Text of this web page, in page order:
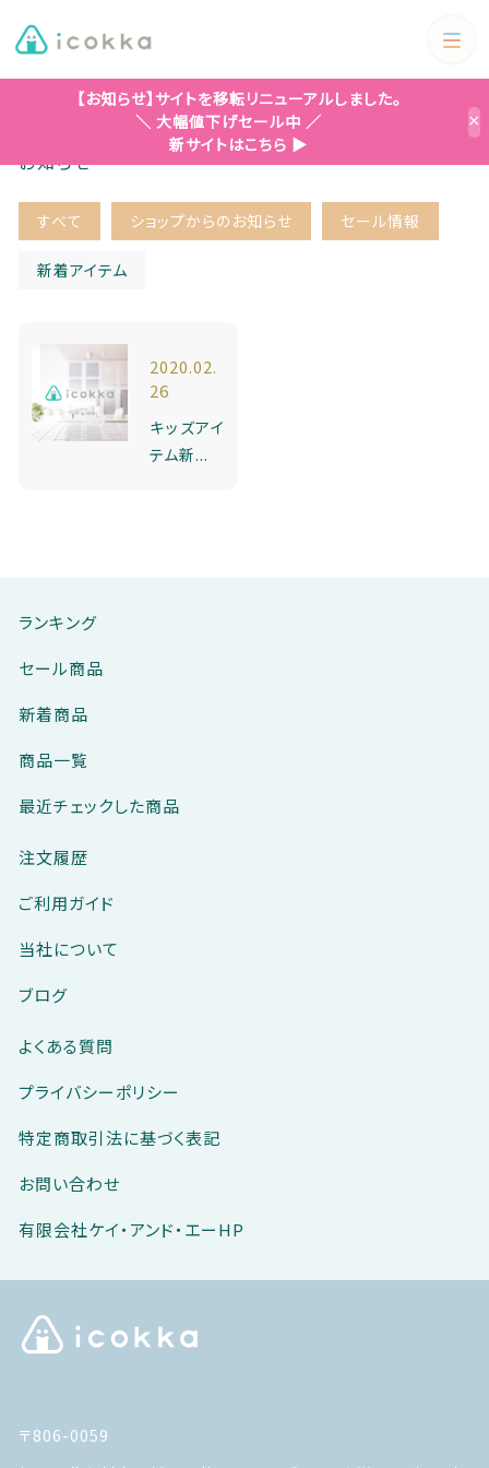
【お知らせ】サイトを移転リニューアルしました。
＼ 大幅値下げセール中 ／
新サイトはこちら ▶
×
新着アイテム
お知らせ
すべて ショップからのお知らせ セール情報
新着アイテム
2020.02.
26
キッズアイ
テム新...
ランキング
セール商品
新着商品
商品一覧
最近チェックした商品
注文履歴
ご利用ガイド
当社について
ブログ
よくある質問
プライバシーポリシー
特定商取引法に基づく表記
お問い合わせ
有限会社ケイ・アンド・エーHP
〒806-0059
カテゴリー
ホーム＆キッチン
生活雑貨
新着商品
商品一覧
最近チェックした商品
当社について
ブログ
よくある質問
すべて
ホーム＆キッチン
ぶんぶんチョッパー
キーワード検索
子カテゴリー
その他
並び順